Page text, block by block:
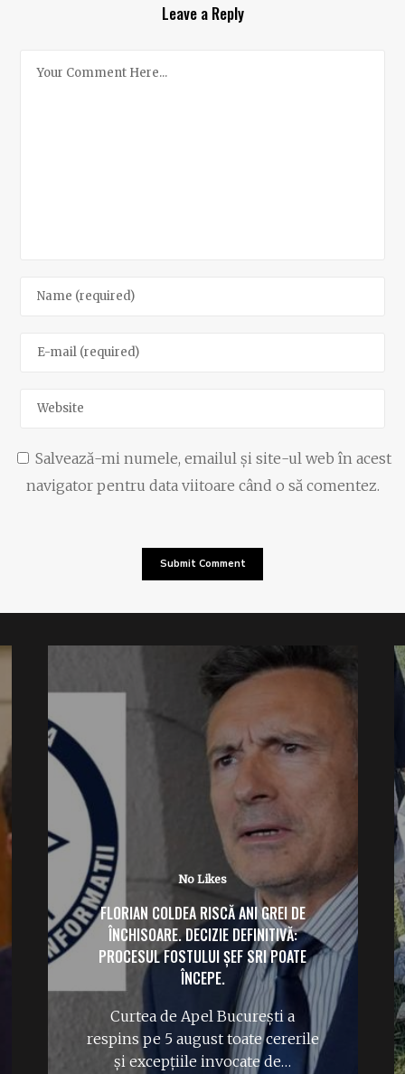
Leave a Reply
Salvează-mi numele, emailul și site-ul web în acest
navigator pentru data viitoare când o să comentez.
No Likes
FLORIAN COLDEA RISCĂ ANI GREI DE
ÎNCHISOARE. DECIZIE DEFINITIVĂ:
PROCESUL FOSTULUI ȘEF SRI POATE
ÎNCEPE.
Curtea de Apel București a
respins pe 5 august toate cererile
și excepțiile invocate de…